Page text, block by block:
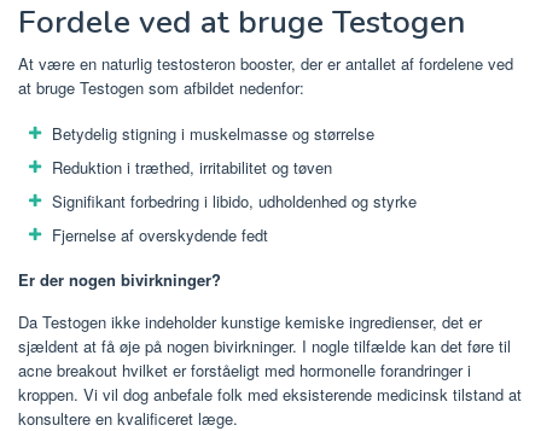
Fordele ved at bruge Testogen
At være en naturlig testosteron booster, der er antallet af fordelene ved
at bruge Testogen som afbildet nedenfor:
Betydelig stigning i muskelmasse og størrelse
Reduktion i træthed, irritabilitet og tøven
Signifikant forbedring i libido, udholdenhed og styrke
Fjernelse af overskydende fedt
Er der nogen bivirkninger?
Da Testogen ikke indeholder kunstige kemiske ingredienser, det er
sjældent at få øje på nogen bivirkninger. I nogle tilfælde kan det føre til
acne breakout hvilket er forståeligt med hormonelle forandringer i
kroppen. Vi vil dog anbefale folk med eksisterende medicinsk tilstand at
konsultere en kvalificeret læge.